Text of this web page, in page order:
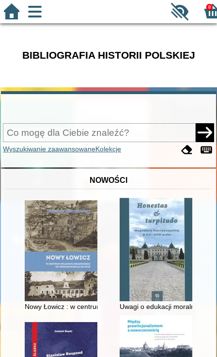
0
BIBLIOGRAFIA HISTORII POLSKIEJ
Wyszukiwanie zaawansowaneKolekcje
NOWOŚCI
Nowy Łowicz : w centrum poligonu drawskiego od
Uwagi o edukacji moralnej